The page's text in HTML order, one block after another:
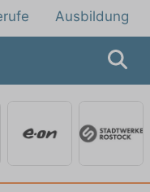
Ausbildung